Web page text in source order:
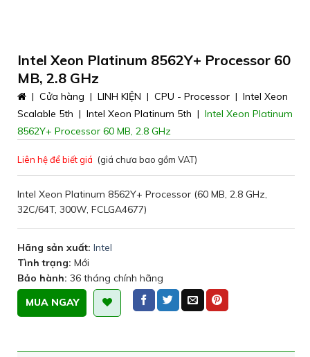
Intel Xeon Platinum 8562Y+ Processor 60
MB, 2.8 GHz
| Cửa hàng | LINH KIỆN | CPU - Processor | Intel Xeon
Scalable 5th | Intel Xeon Platinum 5th | Intel Xeon Platinum
8562Y+ Processor 60 MB, 2.8 GHz
Liên hệ để biết giá (giá chưa bao gồm VAT)
Intel Xeon Platinum 8562Y+ Processor (60 MB, 2.8 GHz,
32C/64T, 300W, FCLGA4677)
Hãng sản xuất: Intel
Tình trạng: Mới
Bảo hành: 36 tháng chính hãng
MUA NGAY